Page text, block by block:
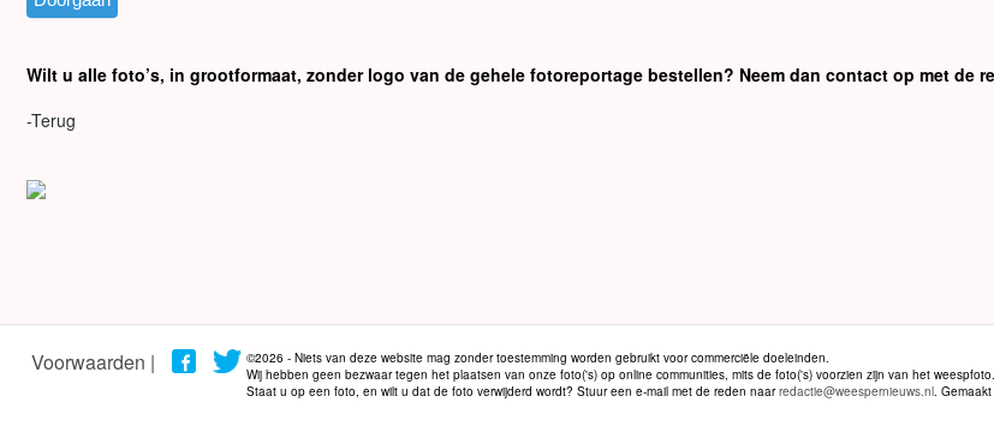
Wilt u alle foto’s, in grootformaat, zonder logo van de gehele fotoreportage bestellen? Neem dan contact op met de
-Terug
Voorwaarden |
©2026 - Niets van deze website mag zonder toestemming worden gebruikt voor commerciële doeleinden.
Wij hebben geen bezwaar tegen het plaatsen van onze foto('s) op online communities, mits de foto('s) voorzien zijn van het
Staat u op een foto, en wilt u dat de foto verwijderd wordt? Stuur een e-mail met de reden naarredactie@weespernieuws.nl.